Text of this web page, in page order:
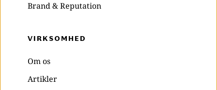
Brand & Reputation
VIRKSOMHED
Om os
Artikler